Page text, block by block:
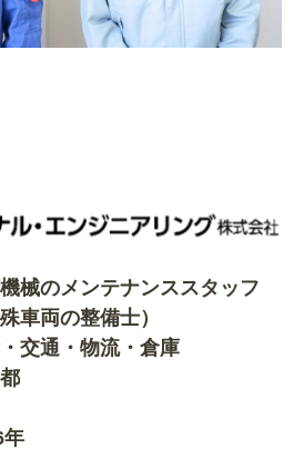
のメンテナンススタッフ
整備士）
通・物流・倉庫